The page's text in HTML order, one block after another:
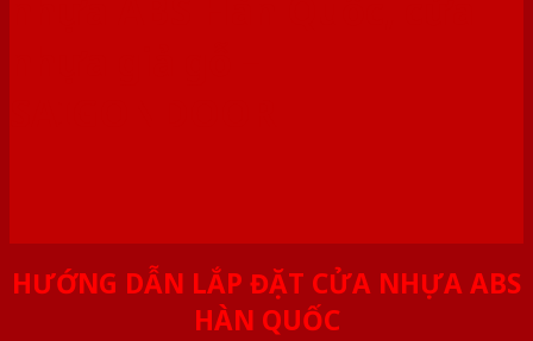
HƯỚNG DẪN LẮP ĐẶT CỬA NHỰA ABS
HÀN QUỐC